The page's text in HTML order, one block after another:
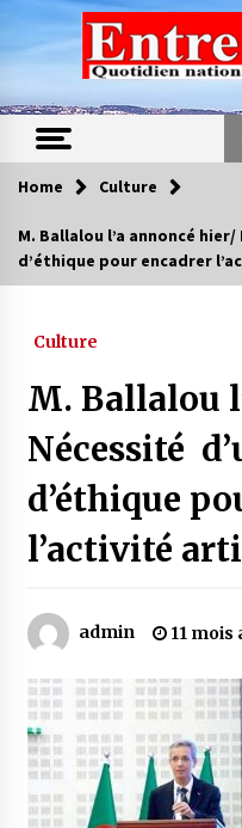
content
Contes de chez
Quand la
Magie de
4 ans
Oum el
4 ans
4 ans
Quand on
5 ans ago
« Père,
Home Culture
M. Ballalou l’a annoncé
d’éthique pour encadrer
Culture
M. Ballalou
Nécessité
d’éthique
l’activité
admin 11 mois